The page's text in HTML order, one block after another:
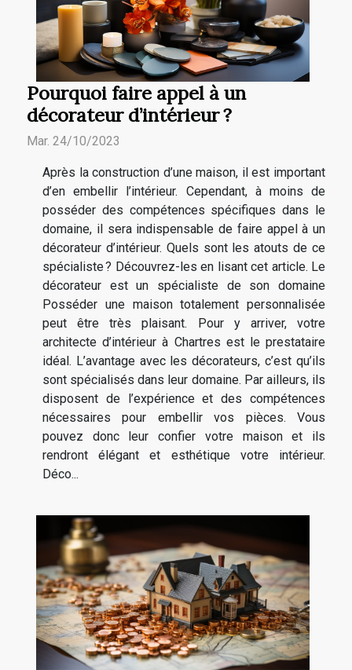
Pourquoi faire appel à un
décorateur d’intérieur ?
Mar. 24/10/2023
Après la construction d’une maison, il est important
d’en embellir l’intérieur. Cependant, à moins de
posséder des compétences spécifiques dans le
domaine, il sera indispensable de faire appel à un
décorateur d’intérieur. Quels sont les atouts de ce
spécialiste ? Découvrez-les en lisant cet article. Le
décorateur est un spécialiste de son domaine
Posséder une maison totalement personnalisée
peut être très plaisant. Pour y arriver, votre
architecte d’intérieur à Chartres est le prestataire
idéal. L’avantage avec les décorateurs, c’est qu’ils
sont spécialisés dans leur domaine. Par ailleurs, ils
disposent de l’expérience et des compétences
nécessaires pour embellir vos pièces. Vous
pouvez donc leur confier votre maison et ils
rendront élégant et esthétique votre intérieur.
Déco...